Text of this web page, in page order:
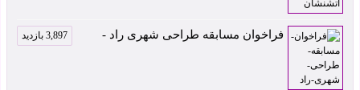
فراخوان مسابقه طراحی شهری راد - 3,897 بازدید